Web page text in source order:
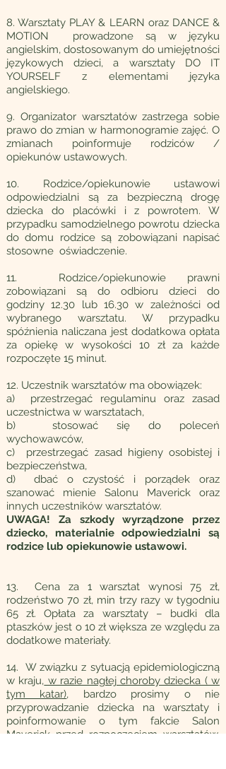
8. Warsztaty PLAY & LEARN oraz DANCE &
MOTION prowadzone są w języku
angielskim, dostosowanym do umiejętności
językowych dzieci, a warsztaty DO IT
YOURSELF z elementami języka
angielskiego.
9. Organizator warsztatów zastrzega sobie
prawo do zmian w harmonogramie zajęć. O
zmianach poinformuje rodziców /
opiekunów ustawowych.
10. Rodzice/opiekunowie ustawowi
odpowiedzialni są za bezpieczną drogę
dziecka do placówki i z powrotem. W
przypadku samodzielnego powrotu dziecka
do domu rodzice są zobowiązani napisać
stosowne oświadczenie.
11. Rodzice/opiekunowie prawni
zobowiązani są do odbioru dzieci do
godziny 12.30 lub 16.30 w zależności od
wybranego warsztatu. W przypadku
spóźnienia naliczana jest dodatkowa opłata
za opiekę w wysokości 10 zł za każde
rozpoczęte 15 minut.
12. Uczestnik warsztatów ma obowiązek:
a) przestrzegać regulaminu oraz zasad
uczestnictwa w warsztatach,
b) stosować się do poleceń
wychowawców,
c) przestrzegać zasad higieny osobistej i
bezpieczeństwa,
d) dbać o czystość i porządek oraz
szanować mienie Salonu Maverick oraz
innych uczestników warsztatów.
UWAGA! Za szkody wyrządzone przez
dziecko, materialnie odpowiedzialni są
rodzice lub opiekunowie ustawowi.
13. Cena za 1 warsztat wynosi 75 zł,
rodzeństwo 70 zł, min trzy razy w tygodniu
65 zł. Opłata za warsztaty – budki dla
ptaszków jest o 10 zł większa ze względu za
dodatkowe materiały.
14. W związku z sytuacją epidemiologiczną
w kraju, w razie nagłej choroby dziecka ( w
tym katar), bardzo prosimy o nie
przyprowadzanie dziecka na warsztaty i
poinformowanie o tym fakcie Salon
Maverick przed rozpoczęciem warsztatów.